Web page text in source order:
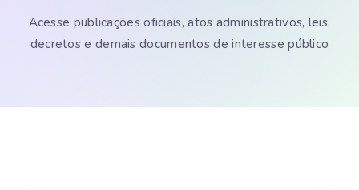
Acesse publicações oficiais, atos administrativos, leis,
decretos e demais documentos de interesse público